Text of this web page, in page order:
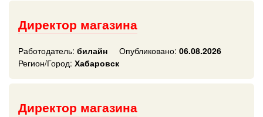
Директор магазина
Работодатель: билайн Опубликовано: 06.08.2026
Регион/Город: Хабаровск
Директор магазина